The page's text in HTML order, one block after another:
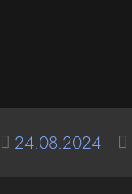
24.08.2024